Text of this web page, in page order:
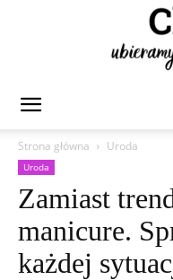
Strona główna
Uroda
Uroda
Zamiast
manicure.
każdej